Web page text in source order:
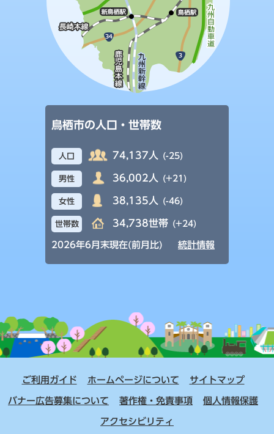
鳥栖市の人口・世帯数
人口 74,137人 (-25)
男性 36,002人 (+21)
女性 38,135人 (-46)
世帯数 34,738世帯 (+24)
2026年6月末現在(前月比) 統計情報
ご利用ガイド ホームページについて サイトマップ
バナー広告募集について 著作権・免責事項 個人情報保護
アクセシビリティ